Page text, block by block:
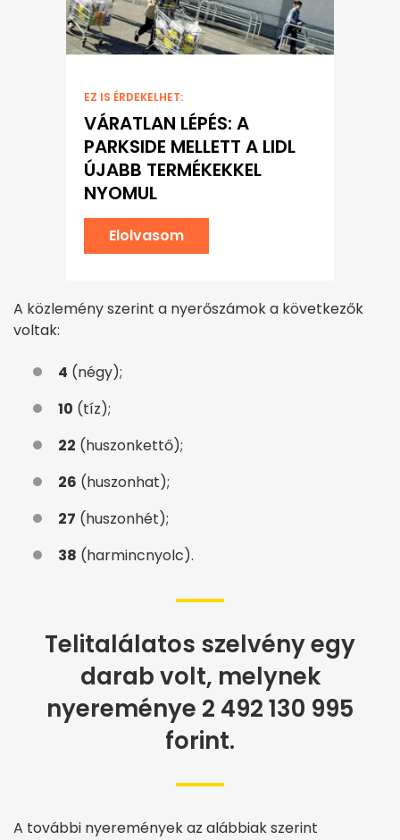
EZ IS ÉRDEKELHET:
VÁRATLAN LÉPÉS: A
PARKSIDE MELLETT A LIDL
ÚJABB TERMÉKEKKEL
NYOMUL
Elolvasom
A közlemény szerint a nyerőszámok a következők
voltak:
4 (négy);
10 (tíz);
22 (huszonkettő);
26 (huszonhat);
27 (huszonhét);
38 (harmincnyolc).
Telitalálatos szelvény egy
darab volt, melynek
nyereménye 2 492 130 995
forint.
A további nyeremények az alábbiak szerint